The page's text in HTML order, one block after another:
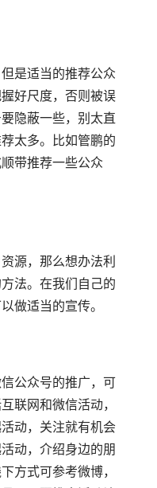
是适当的推荐公众
好尺度，否则被误
隐蔽一些，别太直
太多。比如管鹏的
带推荐一些公众
，那么想办法利
法。在我们自己的
做适当的宣传。
公众号的推广，可
联网和微信活动，
动，关注就有机会
动，介绍身边的朋
方式可参考微博，